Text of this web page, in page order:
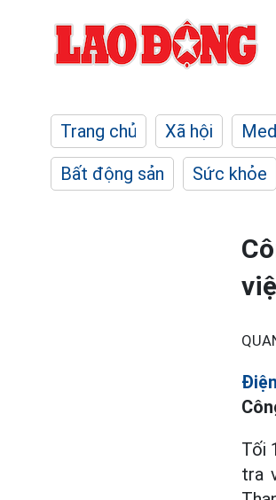
Trang chủ Xã hội
Bất động sản
Sức khỏe
Tối
tra